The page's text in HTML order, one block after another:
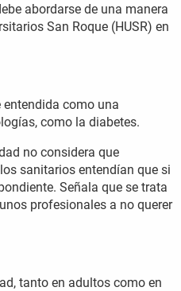
abordarse de una manera
San Roque (HUSR) en
como una
como la diabetes.
no considera que
sanitarios entendían que si
Señala que se trata
profesionales a no querer
tanto en adultos como en